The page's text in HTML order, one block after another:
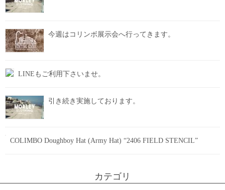
今週はコリンボ展示会へ行ってきます。
LINEもご利用下さいませ。
引き続き実施しております。
COLIMBO Doughboy Hat (Army Hat) “2406 FIELD STENCIL”
カテゴリ